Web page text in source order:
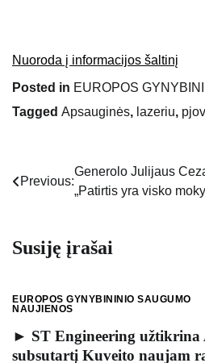
Nuoroda į informacijos šaltinį
Posted in EUROPOS
Tagged Apsauginės, lazeriu,
Navigacija
Previous:
Generolo Julijaus
„Patirtis yra visko
Susiję įrašai
EUROPOS GYNYBININIO SAUGUMO
NAUJIENOS
► ST Engineering užtikrina
subsutartį Kuveito naujam